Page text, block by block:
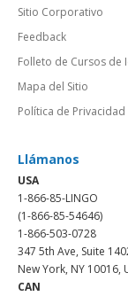
Sitio Corporativo
Feedback
Folleto de Cursos de
Mapa del Sitio
Política de Privacidad
Llámanos
USA
1-866-85-LINGO
(1-866-85-54646)
1-866-503-0728
347 5th Ave, Suite
New York, NY 10016,
CAN